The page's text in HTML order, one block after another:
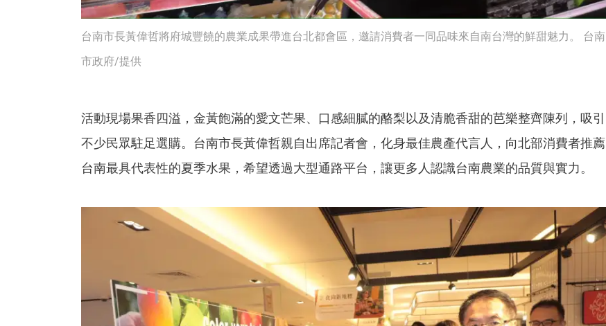
台南市長黃偉哲將府城豐饒的農業成果帶進台北都會區，邀請消費者一同品味來自南台灣的鮮甜魅力。 台南
市政府/提供
活動現場果香四溢，金黃飽滿的愛文芒果、口感細膩的酪梨以及清脆香甜的芭樂整齊陳列，吸引
不少民眾駐足選購。台南市長黃偉哲親自出席記者會，化身最佳農產代言人，向北部消費者推薦
台南最具代表性的夏季水果，希望透過大型通路平台，讓更多人認識台南農業的品質與實力。